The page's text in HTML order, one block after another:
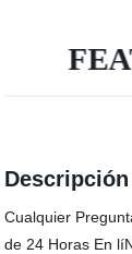
Cualquier
de 24 Horas En